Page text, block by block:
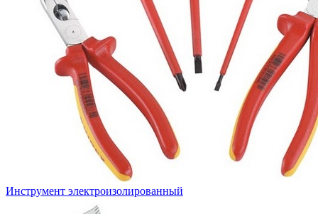
Инструмент электроизолированный